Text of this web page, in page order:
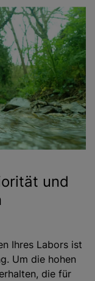
und
Ihres Labors ist
Um die hohen
die für